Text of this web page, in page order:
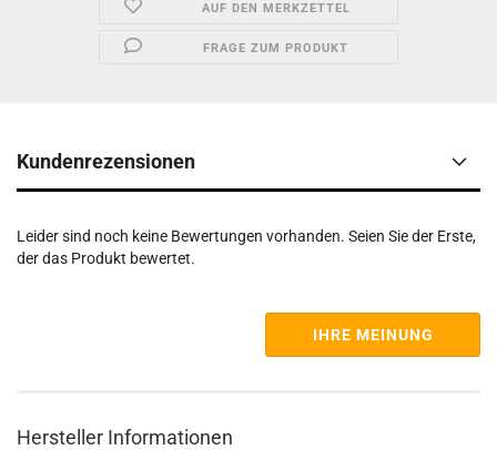
AUF DEN MERKZETTEL
FRAGE ZUM PRODUKT
Kundenrezensionen
Leider sind noch keine Bewertungen vorhanden. Seien Sie der Erste,
der das Produkt bewertet.
IHRE MEINUNG
Hersteller Informationen